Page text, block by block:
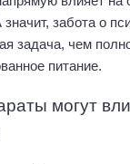
значит, забота о
задача, чем
питание.
могут